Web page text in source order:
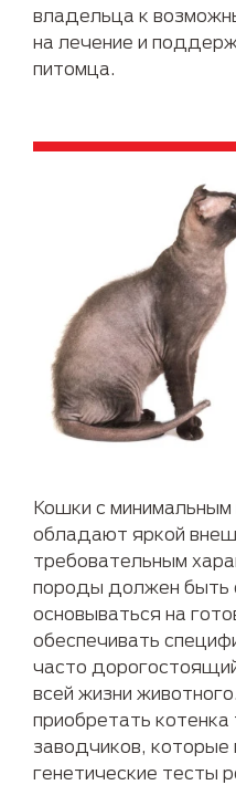
владельца к
на лечение и
питомца.
Кошки с
обладают яркой
требовательным
породы должен быть
основываться на
обеспечивать
часто
всей жизни
приобретать котенка
заводчиков,
генетические тесты